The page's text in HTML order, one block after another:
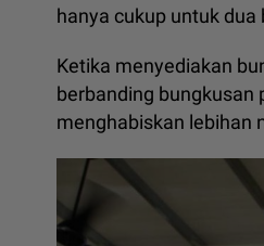
hanya cukup untuk dua
Ketika menyediakan
berbanding bungkusan
menghabiskan lebihan